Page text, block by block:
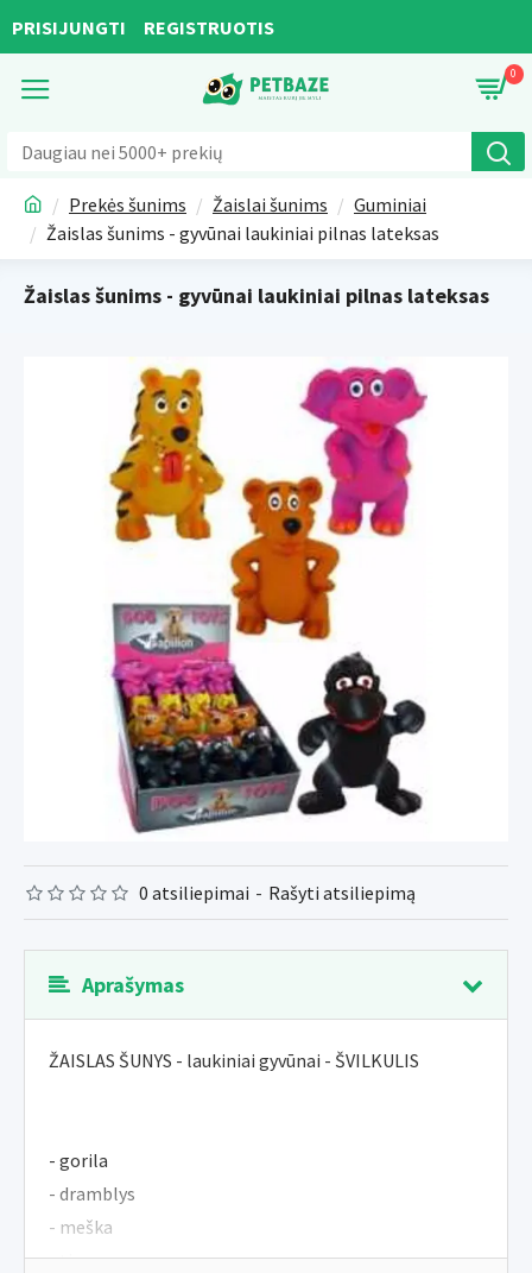
PRISIJUNGTI REGISTRUOTIS
0
Prekės šunims Žaislai šunims
Guminiai
Žaislas šunims - gyvūnai laukiniai pilnas lateksas
Žaislas šunims - gyvūnai laukiniai pilnas lateksas
0 atsiliepimai - Rašyti atsiliepimą
Aprašymas
ŽAISLAS ŠUNYS - laukiniai gyvūnai - ŠVILKULIS
- gorila
- dramblys
- meška
- tigras